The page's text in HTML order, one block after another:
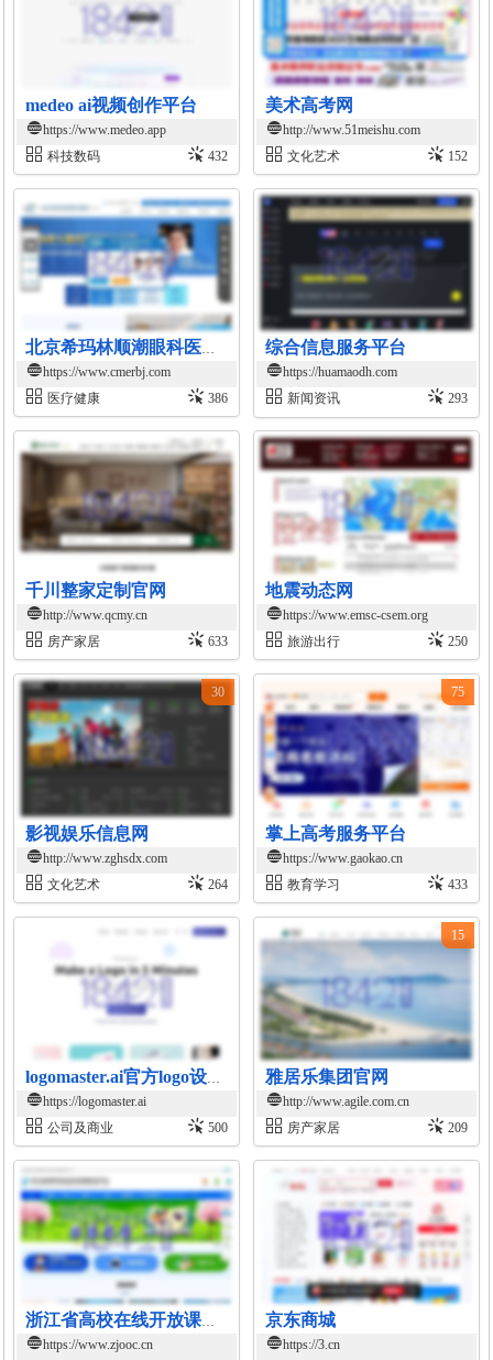
medeo ai视频创作平台
https://www.medeo.app
科技数码
432
美术高考网
http://www.51meishu.com
文化艺术
152
北京希玛林顺潮眼科医院官网
https://www.cmerbj.com
医疗健康
386
综合信息服务平台
https://huamaodh.com
新闻资讯
293
千川整家定制官网
http://www.qcmy.cn
房产家居
633
地震动态网
https://www.emsc-csem.org
旅游出行
250
影视娱乐信息网
http://www.zghsdx.com
文化艺术
264
30
掌上高考服务平台
https://www.gaokao.cn
教育学习
433
75
logomaster.ai官方logo设计平台
https://logomaster.ai
公司及商业
500
雅居乐集团官网
http://www.agile.com.cn
房产家居
209
15
浙江省高校在线开放课程共享平台
https://www.zjooc.cn
京东商城
https://3.cn